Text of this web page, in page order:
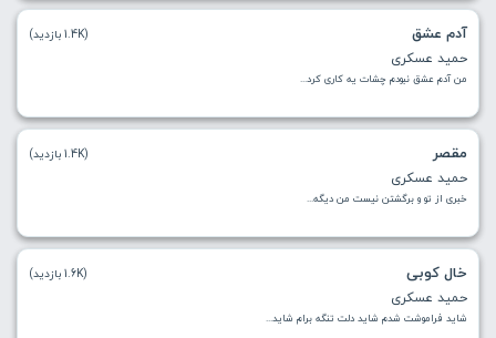
آدم عشق
حمید عسکری
من آدم عشق نبودم چشات یه کاری کرد...
(1.4K بازدید)
مقصر
حمید عسکری
خبری از تو و برگشتن نیست من دیگه...
(1.4K بازدید)
خال کوبی
حمید عسکری
شاید فراموشت شدم شاید دلت تنگه برام شاید...
(1.6K بازدید)